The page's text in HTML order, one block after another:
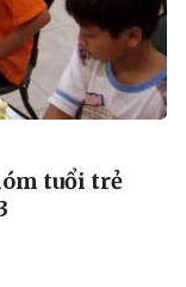
tuổi trẻ